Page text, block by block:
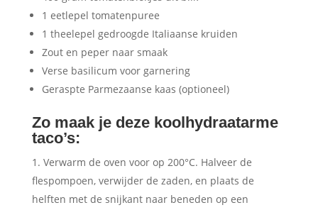
1 eetlepel tomatenpuree
1 theelepel gedroogde Italiaanse kruiden
Zout en peper naar smaak
Verse basilicum voor garnering
Geraspte Parmezaanse kaas (optioneel)
Zo maak je deze koolhydraatarme
taco’s:
Verwarm de oven voor op 200°C. Halveer de
flespompoen, verwijder de zaden, en plaats de
helften met de snijkant naar beneden op een